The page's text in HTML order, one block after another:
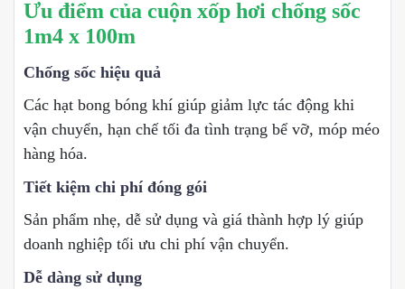
Ưu điểm của cuộn xốp hơi chống sốc
1m4 x 100m
Chống sốc hiệu quả
Các hạt bong bóng khí giúp giảm lực tác động khi
vận chuyển, hạn chế tối đa tình trạng bể vỡ, móp méo
hàng hóa.
Tiết kiệm chi phí đóng gói
Sản phẩm nhẹ, dễ sử dụng và giá thành hợp lý giúp
doanh nghiệp tối ưu chi phí vận chuyển.
Dễ dàng sử dụng